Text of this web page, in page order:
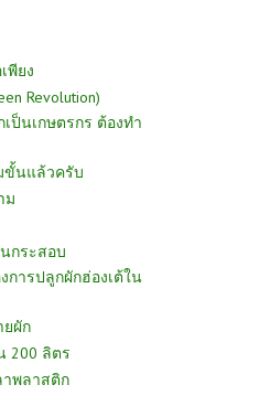
พียง
Revolution)
ป็นเกษตรกร ต้องทำ
ขั้นแล้วครับ
ม
กระสอบ
การปลูกผักฮ่องเต้ใน
ผัก
200 ลิตร
พลาสติก